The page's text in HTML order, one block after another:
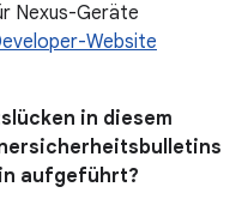
Nexus-Geräte
Website
in diesem
aufgeführt?